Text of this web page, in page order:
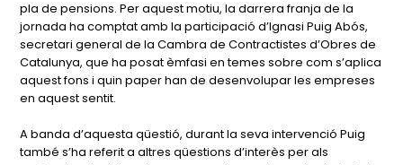
pla de pensions. Per aquest motiu, la darrera franja de la
jornada ha comptat amb la participació d’Ignasi Puig Abós,
secretari general de la Cambra de Contractistes d’Obres de
Catalunya, que ha posat èmfasi en temes sobre com s’aplica
aquest fons i quin paper han de desenvolupar les empreses
en aquest sentit.
A banda d’aquesta qüestió, durant la seva intervenció Puig
també s’ha referit a altres qüestions d’interès per als